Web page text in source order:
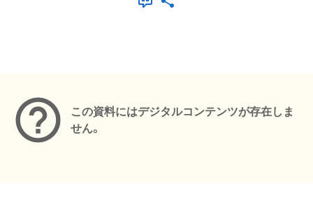
この資料にはデジタルコンテンツが存在しま
せん。